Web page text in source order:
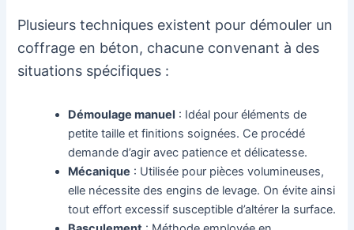
Plusieurs techniques existent pour démouler un
coffrage en béton, chacune convenant à des
situations spécifiques :
Démoulage manuel : Idéal pour éléments de
petite taille et finitions soignées. Ce procédé
demande d’agir avec patience et délicatesse.
Mécanique : Utilisée pour pièces volumineuses,
elle nécessite des engins de levage. On évite ainsi
tout effort excessif susceptible d’altérer la surface.